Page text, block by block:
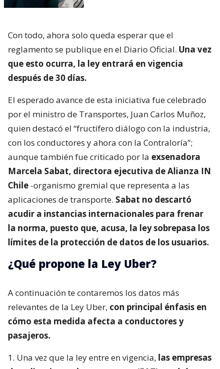
Con todo, ahora solo queda esperar que el
reglamento se publique en el Diario Oficial. Una vez
que esto ocurra, la ley entrará en vigencia
después de 30 días.
El esperado avance de esta iniciativa fue celebrado
por el ministro de Transportes, Juan Carlos Muñoz,
quien destacó el “fructífero diálogo con la industria,
con los conductores y ahora con la Contraloría”;
aunque también fue criticado por la exsenadora
Marcela Sabat, directora ejecutiva de Alianza IN
Chile -organismo gremial que representa a las
aplicaciones de transporte. Sabat no descartó
acudir a instancias internacionales para frenar
la norma, puesto que, acusa, la ley sobrepasa los
límites de la protección de datos de los usuarios.
¿Qué propone la Ley Uber?
A continuación te contaremos los datos más
relevantes de la Ley Uber, con principal énfasis en
cómo esta medida afecta a conductores y
pasajeros.
1. Una vez que la ley entre en vigencia, las empresas